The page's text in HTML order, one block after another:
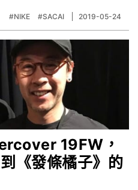
#NIKE‬ #SACAI 2019-05-24
19FW，
《發條橘子》的